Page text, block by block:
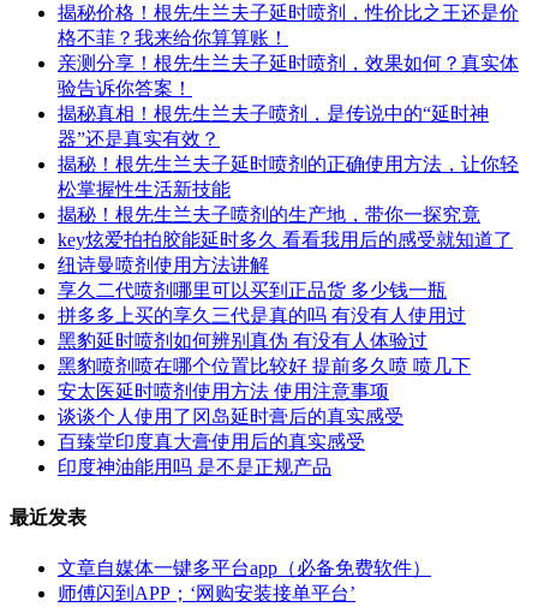
揭秘价格！根先生兰夫子延时喷剂，性价比之王还是价
格不菲？我来给你算算账！
亲测分享！根先生兰夫子延时喷剂，效果如何？真实体
验告诉你答案！
揭秘真相！根先生兰夫子喷剂，是传说中的“延时神
器”还是真实有效？
揭秘！根先生兰夫子延时喷剂的正确使用方法，让你轻
松掌握性生活新技能
揭秘！根先生兰夫子喷剂的生产地，带你一探究竟
key炫爱拍拍胶能延时多久 看看我用后的感受就知道了
纽诗曼喷剂使用方法讲解
享久二代喷剂哪里可以买到正品货 多少钱一瓶
拼多多上买的享久三代是真的吗 有没有人使用过
黑豹延时喷剂如何辨别真伪 有没有人体验过
黑豹喷剂喷在哪个位置比较好 提前多久喷 喷几下
安太医延时喷剂使用方法 使用注意事项
谈谈个人使用了冈岛延时膏后的真实感受
百臻堂印度真大膏使用后的真实感受
印度神油能用吗 是不是正规产品
最近发表
文章自媒体一键多平台app（必备免费软件）
师傅闪到APP；‘网购安装接单平台’